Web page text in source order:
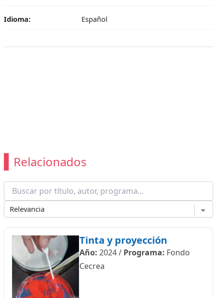
Idioma: Español
Relacionados
Tinta y proyección
Año: 2024/ Programa: Fondo
Cecrea